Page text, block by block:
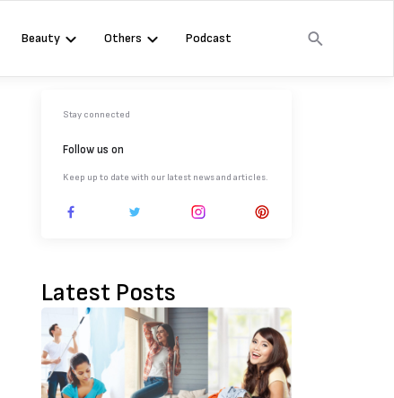
Beauty Others Podcast
Stay connected
Follow us on
Keep up to date with our latest news and articles.
Latest Posts